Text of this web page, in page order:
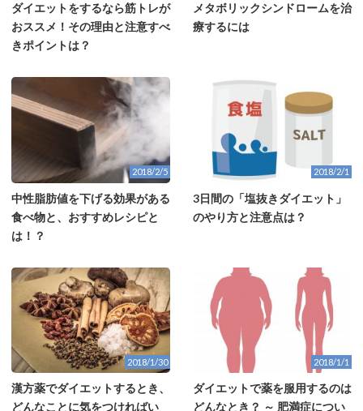
ダイエットをするなら筋トレが
おススメ！その理由と注意すべ
きポイントは？
メタボリックシンドロームを治
療するには
2018/2/5
中性脂肪値を下げる効果がある
食べ物と、おすすめレシピと
は！？
2018/2/1
3日間の「塩抜きダイエット」
のやり方と注意点は？
2018/1/30
漢方薬でダイエットするとき、
どんなことに気をつければい
2018/1/1
ダイエットで薬を服用するのは
どんなとき？ ～ 肥満症につい